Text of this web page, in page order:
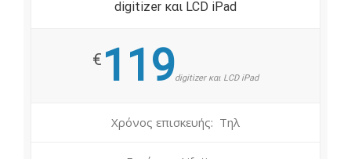
digitizer και LCD iPad
€ 119digitizer και LCD iPad
Χρόνος επισκευής: Τηλ